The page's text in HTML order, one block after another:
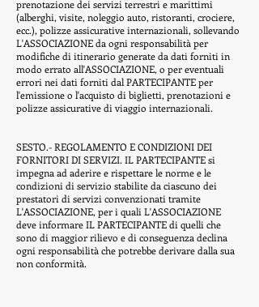
prenotazione dei servizi terrestri e marittimi
(alberghi, visite, noleggio auto, ristoranti, crociere,
ecc.), polizze assicurative internazionali, sollevando
L'ASSOCIAZIONE da ogni responsabilità per
modifiche di itinerario generate da dati forniti in
modo errato all'ASSOCIAZIONE, o per eventuali
errori nei dati forniti dal PARTECIPANTE per
l'emissione o l'acquisto di biglietti, prenotazioni e
polizze assicurative di viaggio internazionali.
SESTO.- REGOLAMENTO E CONDIZIONI DEI
FORNITORI DI SERVIZI. IL PARTECIPANTE si
impegna ad aderire e rispettare le norme e le
condizioni di servizio stabilite da ciascuno dei
prestatori di servizi convenzionati tramite
L'ASSOCIAZIONE, per i quali L'ASSOCIAZIONE
deve informare IL PARTECIPANTE di quelli che
sono di maggior rilievo e di conseguenza declina
ogni responsabilità che potrebbe derivare dalla sua
non conformità.